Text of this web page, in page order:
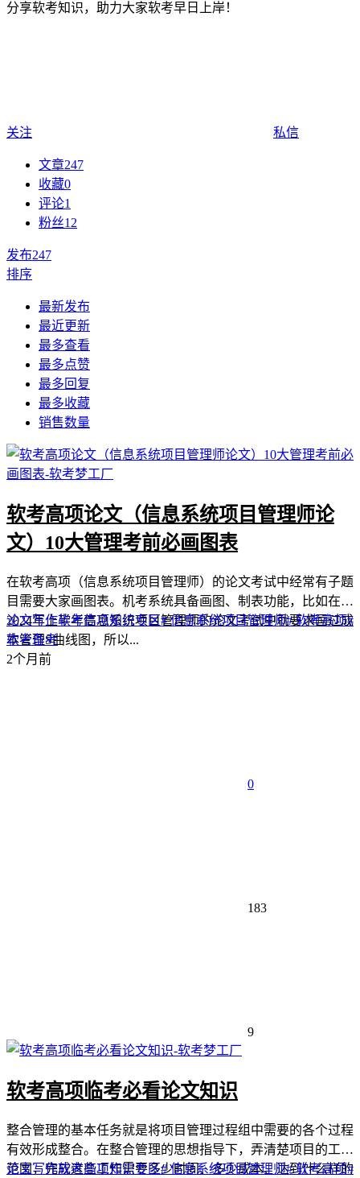
分享软考知识，助力大家软考早日上岸！
关注 私信
文章247
收藏0
评论1
粉丝12
发布247
排序
最新发布
最近更新
最多查看
最多点赞
最多回复
最多收藏
销售数量
软考高项论文（信息系统项目管理师论
文）10大管理考前必画图表
在软考高项（信息系统项目管理师）的论文考试中经常有子题
目需要大家画图表。机考系统具备画图、制表功能，比如在
2024年上半年信息系统项目管理师的论文考试中就要求画过成
本管理S曲线图，所以...
论文写作软考高项知识专区# 信息系统项目管理师# 软考高项#
软考备考
2个月前
0
183
9
软考高项临考必看论文知识
整合管理的基本任务就是将项目管理过程组中需要的各个过程
有效形成整合。在整合管理的思想指导下，弄清楚项目的工作
范围，完成这些工作需要多少时间、多少成本、达到什么样的
论文写作软考高项知识专区# 信息系统项目管理师# 软考高项#